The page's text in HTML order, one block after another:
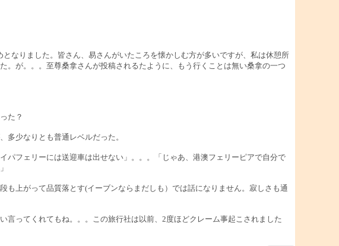
なりました。皆さん、易さんがいたころを懐かしむ方が多いですが、私は休憩所
が。。。至尊桑拿さんが投稿されるたように、もう行くことは無い桑拿の一つ
た？
多少なりとも普通レベルだった。
パフェリーには送迎車は出せない」。。。「じゃあ、港澳フェリーピアで自分で
上がって品質落とす(イーブンならまだしも）では話になりません。寂しさも通
ってくれてもね。。。この旅行社は以前、2度ほどクレーム事起こされました